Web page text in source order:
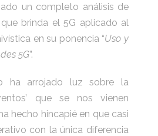
un completo análisis de
brinda el 5G aplicado al
en su ponencia “Uso y
5G”.
ha arrojado luz sobre la
que se nos vienen
hecho hincapié en que casi
con la única diferencia